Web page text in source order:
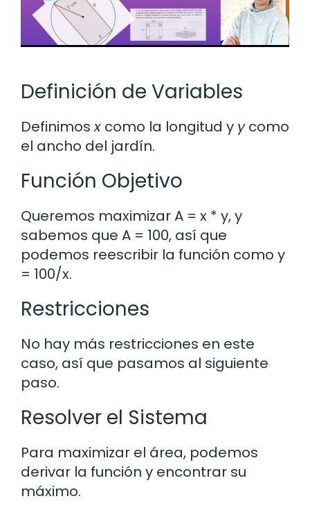
Definición de Variables
Definimosx como la longitud y ycomo
el ancho del jardín.
Función Objetivo
Queremos maximizar A = x * y, y
sabemos que A = 100, así que
podemos reescribir la función como y
= 100/x.
Restricciones
No hay más restricciones en este
caso, así que pasamos al siguiente
paso.
Resolver el Sistema
Para maximizar el área, podemos
derivar la función y encontrar su
máximo.